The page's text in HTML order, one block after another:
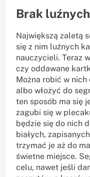
Brak
Największą zaletą
się z nim luźnych
nauczycieli. Teraz
czy oddawane
Można robić w
albo włożyć do
ten sposób ma się
zagubi się w
będzie się do nich
białych,
trzymać je aż do
świetne miejsce.
celu, nawet jeśli